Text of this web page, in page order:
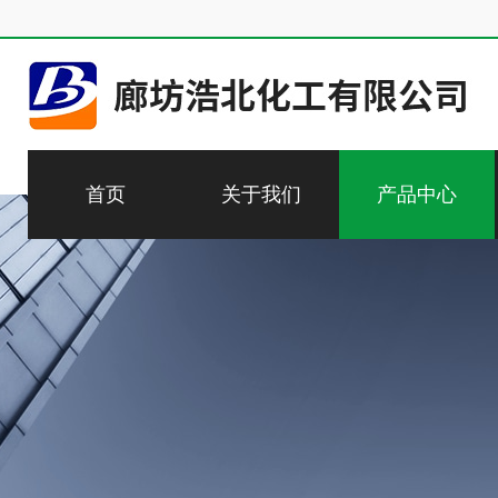
首页 关于我们 产品中心